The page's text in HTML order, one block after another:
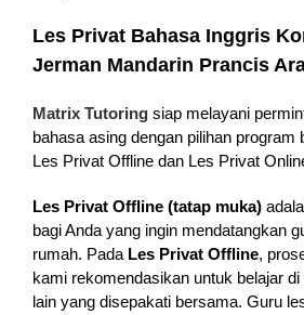
Les Privat Bahasa Inggris
Jerman Mandarin Prancis
Matrix Tutoring siap melayani
bahasa asing dengan pilihan program
Les Privat Offline dan Les Privat
Les Privat Offline (tatap muka)
bagi Anda yang ingin mendatangkan
rumah. Pada Les Privat Offline,
kami rekomendasikan untuk belajar
lain yang disepakati bersama. Guru